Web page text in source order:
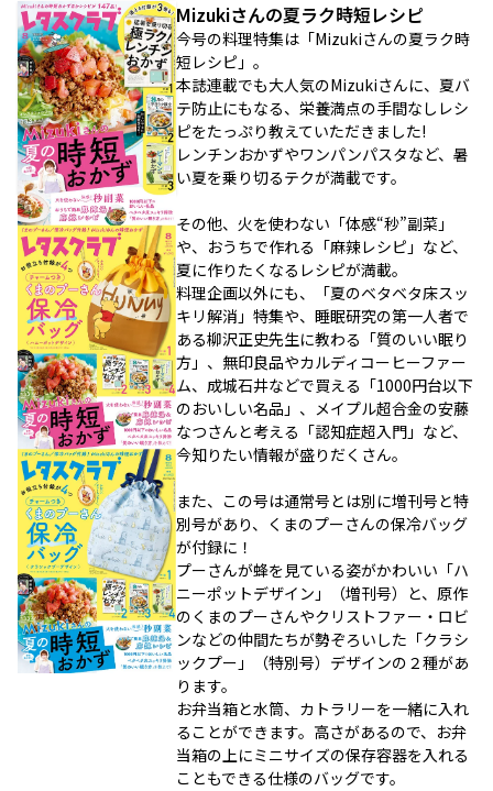
Mizukiさんの夏ラク時短レシピ
今号の料理特集は「Mizukiさんの夏ラク時
短レシピ」。
本誌連載でも大人気のMizukiさんに、夏バ
テ防止にもなる、栄養満点の手間なしレシ
ピをたっぷり教えていただきました!
レンチンおかずやワンパンパスタなど、暑
い夏を乗り切るテクが満載です。
その他、火を使わない「体感“秒”副菜」
や、おうちで作れる「麻辣レシピ」など、
夏に作りたくなるレシピが満載。
料理企画以外にも、「夏のベタベタ床スッ
キリ解消」特集や、睡眠研究の第一人者で
ある柳沢正史先生に教わる「質のいい眠り
方」、無印良品やカルディコーヒーファー
ム、成城石井などで買える「1000円台以下
のおいしい名品」、メイプル超合金の安藤
なつさんと考える「認知症超入門」など、
今知りたい情報が盛りだくさん。
また、この号は通常号とは別に増刊号と特
別号があり、くまのプーさんの保冷バッグ
が付録に！
プーさんが蜂を見ている姿がかわいい「ハ
ニーポットデザイン」（増刊号）と、原作
のくまのプーさんやクリストファー・ロビ
ンなどの仲間たちが勢ぞろいした「クラシ
ックプー」（特別号）デザインの２種があ
ります。
お弁当箱と水筒、カトラリーを一緒に入れ
ることができます。高さがあるので、お弁
当箱の上にミニサイズの保存容器を入れる
こともできる仕様のバッグです。